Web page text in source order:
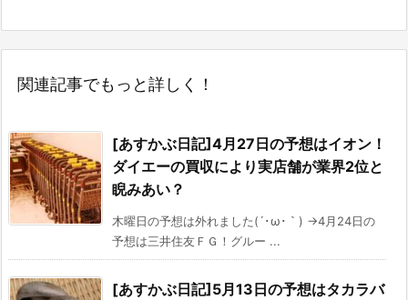
関連記事でもっと詳しく！
[あすかぶ日記]4月27日の予想はイオン！
ダイエーの買収により実店舗が業界2位と
睨みあい？
木曜日の予想は外れました(´･ω･｀) →4月24日の
予想は三井住友ＦＧ！グルー ...
[あすかぶ日記]5月13日の予想はタカラバ